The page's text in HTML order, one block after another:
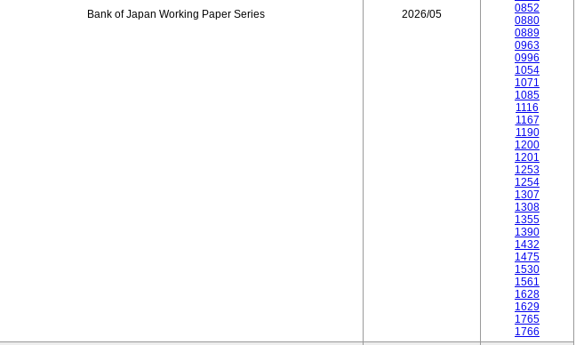
Bank of Japan Working Paper Series 2026/05
0852
0880
0889
0963
0996
1054
1071
1085
1116
1167
1190
1200
1201
1253
1254
1307
1308
1355
1390
1432
1475
1530
1561
1628
1629
1765
1766